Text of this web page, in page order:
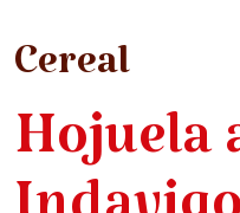
Cereal
Hojuela